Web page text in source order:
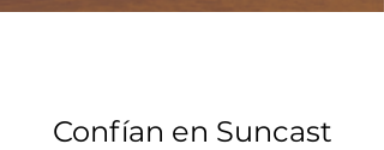
Confían en Suncast